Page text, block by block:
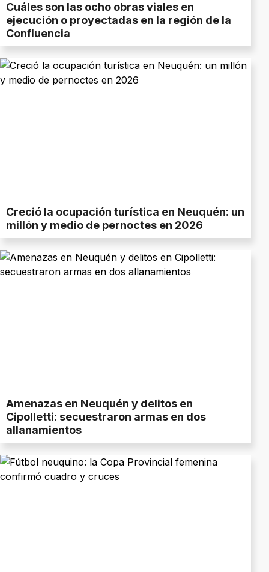
Cuáles son las ocho obras viales en
ejecución o proyectadas en la región de la
Confluencia
Creció la ocupación turística en Neuquén: un
millón y medio de pernoctes en 2026
Amenazas en Neuquén y delitos en
Cipolletti: secuestraron armas en dos
allanamientos